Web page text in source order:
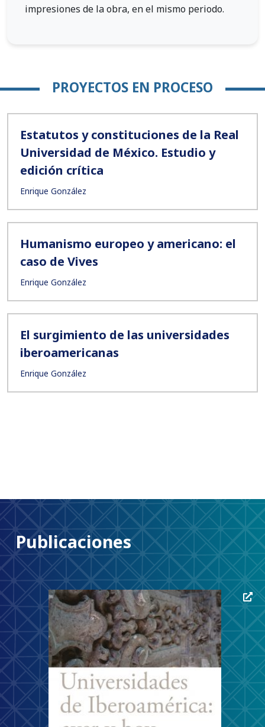
impresiones de la obra, en el mismo periodo.
PROYECTOS EN PROCESO
Estatutos y constituciones de la Real
Universidad de México. Estudio y
edición crítica
Enrique González
Humanismo europeo y americano: el
caso de Vives
Enrique González
El surgimiento de las universidades
iberoamericanas
Enrique González
Publicaciones